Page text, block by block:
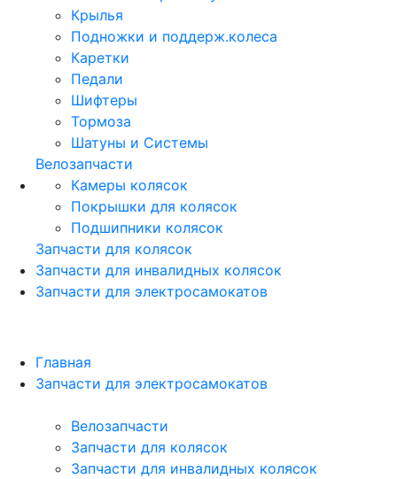
Крылья
Подножки и поддерж.колеса
Каретки
Педали
Шифтеры
Тормоза
Шатуны и Системы
Велозапчасти
Камеры колясок
Покрышки для колясок
Подшипники колясок
Запчасти для колясок
Запчасти для инвалидных колясок
Запчасти для электросамокатов
Главная
Запчасти для электросамокатов
Велозапчасти
Запчасти для колясок
Запчасти для инвалидных колясок